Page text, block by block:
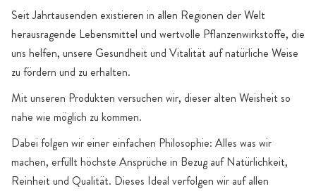
Seit Jahrtausenden existieren in allen Regionen der Welt
herausragende Lebensmittel und wertvolle Pflanzenwirkstoffe, die
uns helfen, unsere Gesundheit und Vitalität auf natürliche Weise
zu fördern und zu erhalten.
Mit unseren Produkten versuchen wir, dieser alten Weisheit so
nahe wie möglich zu kommen.
Dabei folgen wir einer einfachen Philosophie: Alles was wir
machen, erfüllt höchste Ansprüche in Bezug auf Natürlichkeit,
Reinheit und Qualität. Dieses Ideal verfolgen wir auf allen